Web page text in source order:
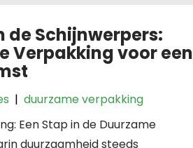
de Schijnwerpers:
Verpakking voor een
|duurzame verpakking
Een Stap in de Duurzame
duurzaamheid steeds